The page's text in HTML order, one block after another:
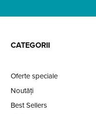
CATEGORII
Oferte speciale
Noutăți
Best Sellers